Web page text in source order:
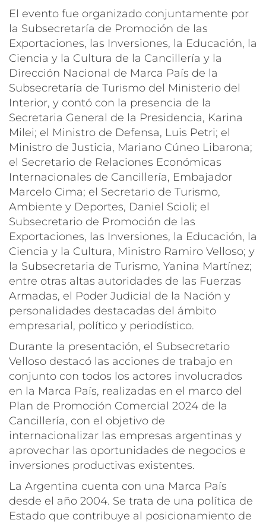
El evento fue organizado conjuntamente por
la Subsecretaría de Promoción de las
Exportaciones, las Inversiones, la Educación, la
Ciencia y la Cultura de la Cancillería y la
Dirección Nacional de Marca País de la
Subsecretaría de Turismo del Ministerio del
Interior, y contó con la presencia de la
Secretaria General de la Presidencia, Karina
Milei; el Ministro de Defensa, Luis Petri; el
Ministro de Justicia, Mariano Cúneo Libarona;
el Secretario de Relaciones Económicas
Internacionales de Cancillería, Embajador
Marcelo Cima; el Secretario de Turismo,
Ambiente y Deportes, Daniel Scioli; el
Subsecretario de Promoción de las
Exportaciones, las Inversiones, la Educación, la
Ciencia y la Cultura, Ministro Ramiro Velloso; y
la Subsecretaria de Turismo, Yanina Martínez;
entre otras altas autoridades de las Fuerzas
Armadas, el Poder Judicial de la Nación y
personalidades destacadas del ámbito
empresarial, político y periodístico.
Durante la presentación, el Subsecretario
Velloso destacó las acciones de trabajo en
conjunto con todos los actores involucrados
en la Marca País, realizadas en el marco del
Plan de Promoción Comercial 2024 de la
Cancillería, con el objetivo de
internacionalizar las empresas argentinas y
aprovechar las oportunidades de negocios e
inversiones productivas existentes.
La Argentina cuenta con una Marca País
desde el año 2004. Se trata de una política de
Estado que contribuye al posicionamiento de